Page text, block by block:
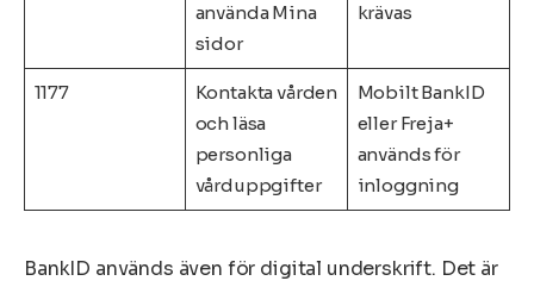
använda Mina
sidor
krävas
1177
Kontakta vården
och läsa
personliga
vårduppgifter
Mobilt BankID
eller Freja+
används för
inloggning
BankID används även för digital underskrift. Det är